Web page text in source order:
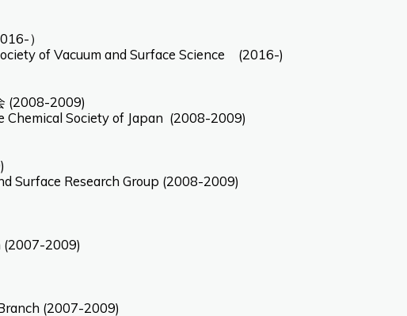
）
of Vacuum and Surface Science (2016-)
(2008-2009)
Chemical Society of Japan (2008-2009)
Surface Research Group (2008-2009)
(2007-2009)
(2007-2009)